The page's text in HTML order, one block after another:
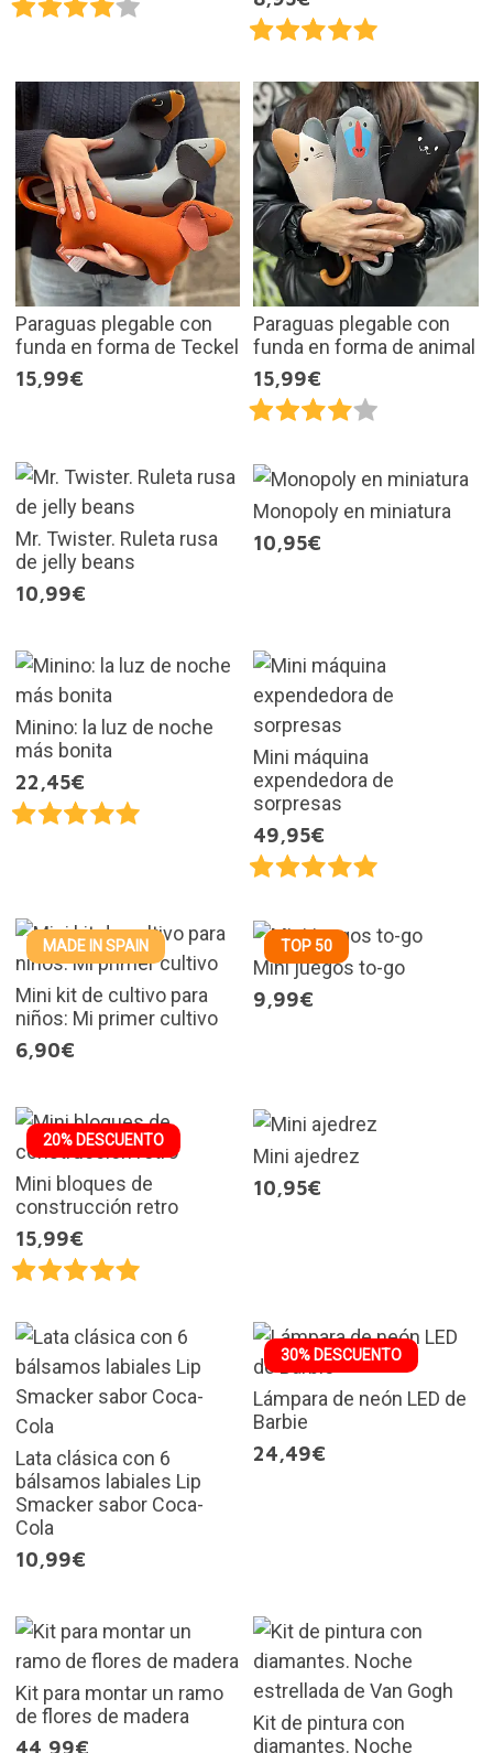
Paraguas plegable con
funda en forma de Teckel
15,99€
Paraguas plegable con
funda en forma de animal
15,99€
Mr. Twister. Ruleta rusa
de jelly beans
10,99€
Monopoly en miniatura
10,95€
Minino: la luz de noche
más bonita
22,45€
Mini máquina
expendedora de
sorpresas
49,95€
MADE IN SPAIN
Mini kit de cultivo para
niños: Mi primer cultivo
6,90€
TOP 50
Mini juegos to-go
9,99€
20% DESCUENTO
Mini bloques de
construcción retro
15,99€
Mini ajedrez
10,95€
Lata clásica con 6
bálsamos labiales Lip
Smacker sabor Coca-
Cola
10,99€
30% DESCUENTO
Lámpara de neón LED de
Barbie
24,49€
Kit para montar un ramo
de flores de madera
Kit de pintura con
diamantes. Noche